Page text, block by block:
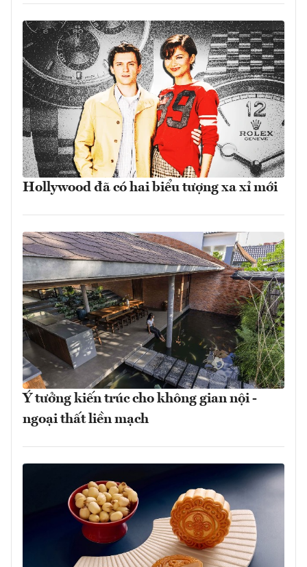
Hollywood đã có hai biểu tượng xa xỉ mới
Ý tưởng kiến trúc cho không gian nội -
ngoại thất liền mạch